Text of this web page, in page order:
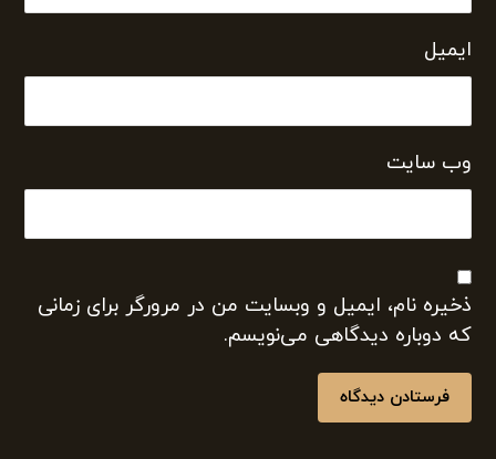
ایمیل
وب‌ سایت
ذخیره نام، ایمیل و وبسایت من در مرورگر برای زمانی
که دوباره دیدگاهی می‌نویسم.
فرستادن دیدگاه